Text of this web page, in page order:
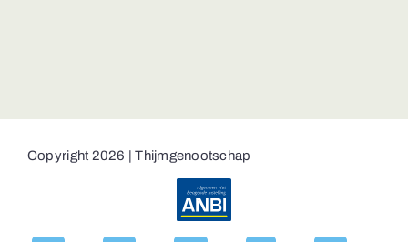
Copyright 2026 | Thijmgenootschap